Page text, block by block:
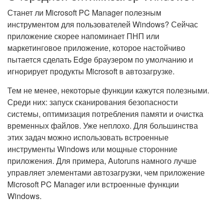
Станет ли Microsoft PC Manager полезным
инструментом для пользователей Windows? Сейчас
приложение скорее напоминает ПНП или
маркетинговое приложение, которое настойчиво
пытается сделать Edge браузером по умолчанию и
игнорирует продукты Microsoft в автозагрузке.
Тем не менее, некоторые функции кажутся полезными.
Среди них: запуск сканирования безопасности
системы, оптимизация потребления памяти и очистка
временных файлов. Уже неплохо. Для большинства
этих задач можно использовать встроенные
инструменты Windows или мощные сторонние
приложения. Для примера, Autoruns намного лучше
управляет элементами автозагрузки, чем приложение
Microsoft PC Manager или встроенные функции
Windows.